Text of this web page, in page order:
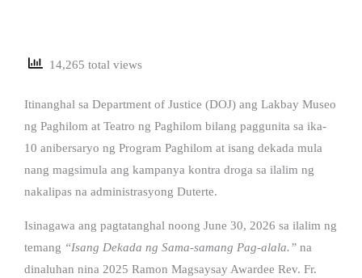
14,265 total views
Itinanghal sa Department of Justice (DOJ) ang Lakbay Museo
ng Paghilom at Teatro ng Paghilom bilang paggunita sa ika-
10 anibersaryo ng Program Paghilom at isang dekada mula
nang magsimula ang kampanya kontra droga sa ilalim ng
nakalipas na administrasyong Duterte.
Isinagawa ang pagtatanghal noong June 30, 2026 sa ilalim ng
temang “Isang Dekada ng Sama-samang Pag-alala.” na
dinaluhan nina 2025 Ramon Magsaysay Awardee Rev. Fr.